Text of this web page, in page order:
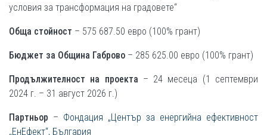
условия за трансформация на градовете“
Обща стойност – 575 687.50 евро (100% грант)
Бюджет за Община Габрово – 285 625.00 евро (100% грант)
Продължителност на проекта – 24 месеца (1 септември
2024 г. – 31 август 2026 г.)
Партньор – Фондация „Център за енергийна ефективност
„ЕнЕфект“, България